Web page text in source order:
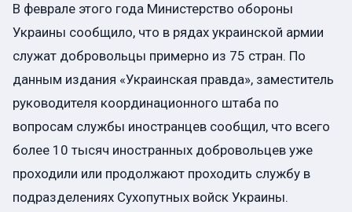
В феврале этого года Министерство обороны
Украины сообщило, что в рядах украинской армии
служат добровольцы примерно из 75 стран. По
данным издания «Украинская правда», заместитель
руководителя координационного штаба по
вопросам службы иностранцев сообщил, что всего
более 10 тысяч иностранных добровольцев уже
проходили или продолжают проходить службу в
подразделениях Сухопутных войск Украины.